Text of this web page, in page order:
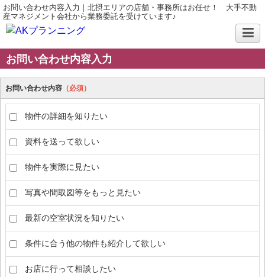
お問い合わせ内容入力｜北摂エリアの店舗・事務所はお任せ！ 大手不動
産マネジメント会社から業務委託を受けています♪
お問い合わせ内容入力
お問い合わせ内容 （必須）
物件の詳細を知りたい
資料を送って欲しい
物件を実際に見たい
写真や間取図等をもっと見たい
最新の空室状況を知りたい
条件に合う他の物件も紹介して欲しい
お店に行って相談したい